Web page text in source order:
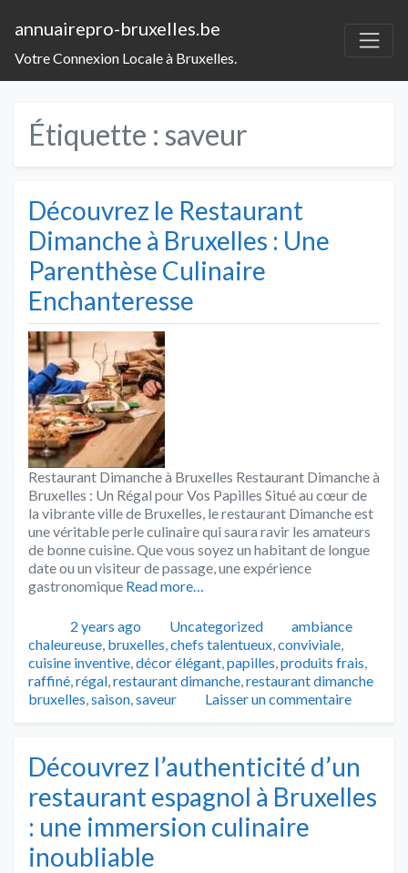
annuairepro-bruxelles.be
Votre Connexion Locale à Bruxelles.
Étiquette : saveur
Découvrez le Restaurant
Dimanche à Bruxelles : Une
Parenthèse Culinaire
Enchanteresse
Restaurant Dimanche à Bruxelles Restaurant Dimanche à
Bruxelles : Un Régal pour Vos Papilles Situé au cœur de
la vibrante ville de Bruxelles, le restaurant Dimanche est
une véritable perle culinaire qui saura ravir les amateurs
de bonne cuisine. Que vous soyez un habitant de longue
date ou un visiteur de passage, une expérience
gastronomique Read more…
Publié2 years ago Catégories
Uncategorized Tags
ambiance
chaleureuse, bruxelles,chefs talentueux,conviviale,
cuisine inventive,décor élégant,papilles,produits frais,
raffiné,régal,restaurant dimanche,restaurant dimanche
bruxelles,saison,saveur Laisser un commentaire
Découvrez l’authenticité d’un
restaurant espagnol à Bruxelles
: une immersion culinaire
inoubliable